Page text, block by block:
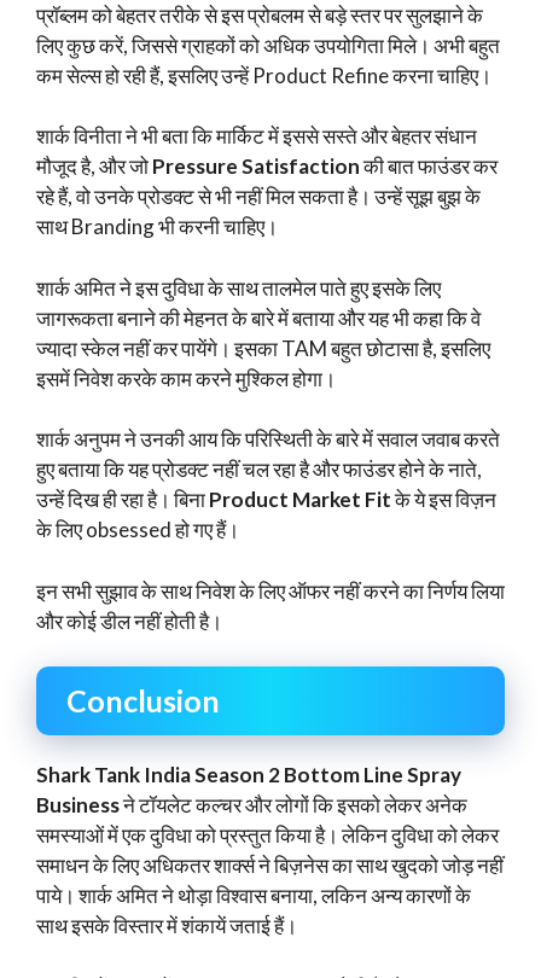
प्रॉब्लम को बेहतर तरीके से इस प्रोबलम से बड़े स्तर पर सुलझाने के
लिए कुछ करें, जिससे ग्राहकों को अधिक उपयोगिता मिले। अभी बहुत
कम सेल्स हो रही हैं, इसलिए उन्हें Product Refine करना चाहिए।
शार्क विनीता ने भी बता कि मार्किट में इससे सस्ते और बेहतर संधान
मौजूद है, और जोPressure Satisfactionकी बात फाउंडर कर
रहे हैं, वो उनके प्रोडक्ट से भी नहीं मिल सकता है। उन्हें सूझ बुझ के
साथ Branding भी करनी चाहिए।
शार्क अमित ने इस दुविधा के साथ तालमेल पाते हुए इसके लिए
जागरूकता बनाने की मेहनत के बारे में बताया और यह भी कहा कि वे
ज्यादा स्केल नहीं कर पायेंगे। इसका TAM बहुत छोटासा है, इसलिए
इसमें निवेश करके काम करने मुश्किल होगा।
शार्क अनुपम ने उनकी आय कि परिस्थिती के बारे में सवाल जवाब करते
हुए बताया कि यह प्रोडक्ट नहीं चल रहा है और फाउंडर होने के नाते,
उन्हें दिख ही रहा है। बिनाProduct Market Fitके ये इस विज़न
के लिए obsessed हो गए हैं।
इन सभी सुझाव के साथ निवेश के लिए ऑफर नहीं करने का निर्णय लिया
और कोई डील नहीं होती है।
Conclusion
Shark Tank India Season 2 Bottom Line Spray
Businessने टॉयलेट कल्चर और लोगों कि इसको लेकर अनेक
समस्याओं में एक दुविधा को प्रस्तुत किया है। लेकिन दुविधा को लेकर
समाधन के लिए अधिकतर शार्क्स ने बिज़नेस का साथ खुदको जोड़ नहीं
पाये। शार्क अमित ने थोड़ा विश्वास बनाया, लकिन अन्य कारणों के
साथ इसके विस्तार में शंकायें जताई हैं।